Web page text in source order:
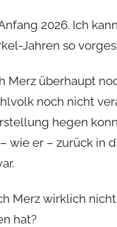
2026. Ich
Jahren so
Merz überhaupt
noch nicht
hegen
wie er – zurück in
Merz wirklich
hat?